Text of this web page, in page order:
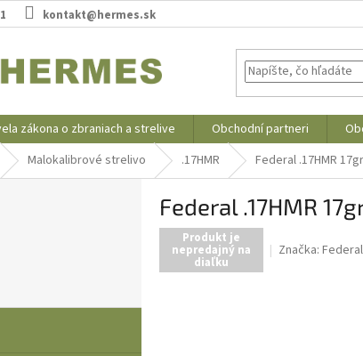
kontakt@hermes.sk
zákona o zbraniach a strelive Obchodní partneri
Malokalibrové strelivo .17HMR Federal .17HMR
Federal .17HMR
Produkt je
nepredajný na
diaľku
Značka: Federal